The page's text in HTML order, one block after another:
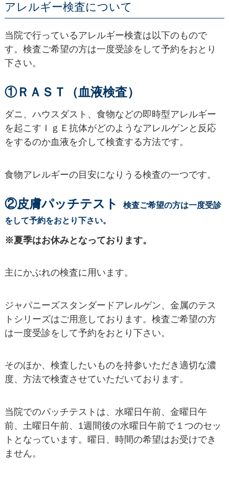
アレルギー検査について
当院で行っているアレルギー検査は以下のもので
す。検査ご希望の方は一度受診をして予約をおとり
下さい。
①ＲＡＳＴ（血液検査）
ダニ、ハウスダスト、食物などの即時型アレルギー
を起こすＩｇＥ抗体がどのようなアレルゲンと反応
をするのか血液を介して検査する方法です。
食物アレルギーの目安になりうる検査の一つです。
②皮膚パッチテスト
検査ご希望の方は一度受診
をして予約をおとり下さい。
※夏季はお休みとなっております。
主にかぶれの検査に用います。
ジャパニーズスタンダードアレルゲン、金属のテス
トシリーズはご用意しております。検査ご希望の方
は一度受診をして予約をおとり下さい。
そのほか、検査したいものを持参いただき適切な濃
度、方法で検査させていただいております。
当院でのパッチテストは、水曜日午前、金曜日午
前、土曜日午前、1週間後の水曜日午前で１つのセッ
トとなっています。曜日、時間の希望はお受けでき
ません。